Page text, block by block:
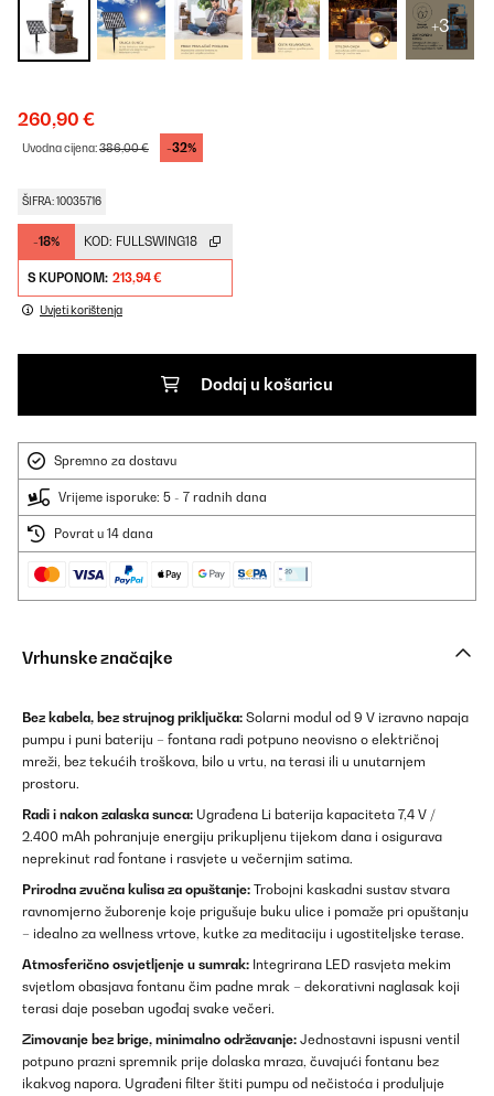
+3
260,90 €
Uvodna cijena:386,00 € -32%
ŠIFRA: 10035716
-18% KOD: FULLSWING18
S KUPONOM: 213,94 €
Uvjeti korištenja
Dodaj u košaricu
Spremno za dostavu
Vrijeme isporuke: 5 - 7 radnih dana
Povrat u 14 dana
Vrhunske značajke
Bez kabela, bez strujnog priključka: Solarni modul od 9 V izravno napaja
pumpu i puni bateriju – fontana radi potpuno neovisno o električnoj
mreži, bez tekućih troškova, bilo u vrtu, na terasi ili u unutarnjem
prostoru.
Radi i nakon zalaska sunca: Ugrađena Li baterija kapaciteta 7,4 V /
2.400 mAh pohranjuje energiju prikupljenu tijekom dana i osigurava
neprekinut rad fontane i rasvjete u večernjim satima.
Prirodna zvučna kulisa za opuštanje: Trobojni kaskadni sustav stvara
ravnomjerno žuborenje koje prigušuje buku ulice i pomaže pri opuštanju
– idealno za wellness vrtove, kutke za meditaciju i ugostiteljske terase.
Atmosferično osvjetljenje u sumrak: Integrirana LED rasvjeta mekim
svjetlom obasjava fontanu čim padne mrak – dekorativni naglasak koji
terasi daje poseban ugođaj svake večeri.
Zimovanje bez brige, minimalno održavanje: Jednostavni ispusni ventil
potpuno prazni spremnik prije dolaska mraza, čuvajući fontanu bez
ikakvog napora. Ugrađeni filter štiti pumpu od nečistoća i produljuje